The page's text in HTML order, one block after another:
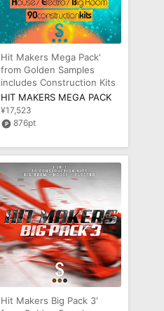
Hit Makers Mega Pack'
from Golden Samples
includes Construction Kits
and MIDI loops inspired by
char
HIT MAKERS MEGA PACK
¥17,523
876pt
Hit Makers Big Pack 3'